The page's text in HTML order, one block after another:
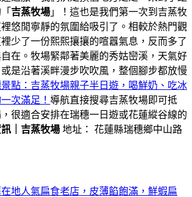
吉蒸牧場 」！這也是我們第一次到吉蒸牧
悠閒寧靜的氛圍給吸引了。相較於熱門觀
少了一份熙熙攘攘的喧囂氣息，反而多了
在。牧場緊鄰著美麗的秀姑巒溪，天氣好
是沿著溪畔漫步吹吹風，整個腳步都放慢
點：吉蒸牧場親子半日遊，喝鮮奶、吃冰
次滿足！ 導航直接搜尋吉蒸牧場即可抵
很適合安排在瑞穗一日遊或花蓮縱谷線的
｜吉蒸牧場 地址： 花蓮縣瑞穗鄉中山路
地人氣扁食老店，皮薄餡飽滿，鮮蝦扁